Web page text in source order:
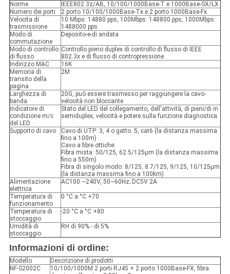
Norme
IEEE802.3z/AB, 10/100/1000Base-T e 1000Base-SX/LX
Numero dei porti
2 porto 10/100/1000Base-Tx e 2 porto 1000Base-Fx
Velocita di
trasmissione
10 Mbps: 14880 pps, 100Mbps: 148800 pps, 1000Mbps:
1488000 pps
Modo di
commutazione
Deposito-e-di andata
Modo di controllo
di flusso
Controllo pieno duplex di controllo di flusso di IEEE
802.3x e di flusso di contropressione
Indirizzo MAC
16K
Memoria di
transito della
pagina
2M
Larghezza di
banda
20G, può essere trasmesso per raggiungere la cavo-
velocità non bloccante
Indicatore di
condizione m/c
del LED
Stato del LED del collegamento, dell'attività, di pieni/di in
semiduplex, velocità e potere sulla funzione diagnostica
Supporto di cavo
Cavo di UTP: 3, 4 o gatto. 5, cat6 (la distanza massima
fino a 100m)
Cavo a fibre ottiche:
Fibra mista: 50/125, 62.5/125μm (la distanza massima
fino a 550m)
Fibra di singolo modo: 8/125, 8.7/125, 9/125, 10/125μm
(la distanza massima fino a 100km)
Alimentazione
elettrica
AC100 ~240V, 50~60Hz; DC5V 2A
Temperatura di
funzionamento
0 °C a °C +70
Temperatura di
stoccaggio
-20 °C a °C +80
Umidità di
stoccaggio
RH di 90% - di 5%
Informazioni di ordine:
Modello
Descrizione di prodotti
NF-S2002C
10/100/1000M 2 porti RJ45 + 2 porto 1000Base-FX, fibra